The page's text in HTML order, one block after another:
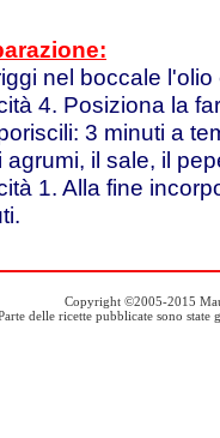
nel boccale
4. Posiziona la
3 minuti a
agrumi, il sale, il
1. Alla fine
Copyright ©2005-2015
delle ricette pubblicate sono state